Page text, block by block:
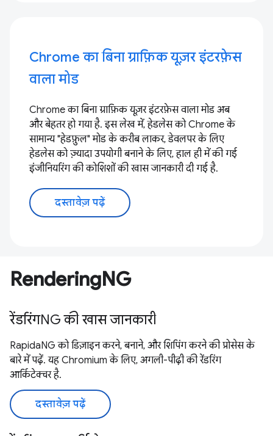
Chrome का बिना ग्राफ़िक यूज़र इंटरफ़ेस
वाला मोड
Chrome का बिना ग्राफ़िक यूज़र इंटरफ़ेस वाला मोड अब
और बेहतर हो गया है. इस लेख में, हेडलेस को Chrome के
सामान्य "हेडफ़ुल" मोड के करीब लाकर, डेवलपर के लिए
हेडलेस को ज़्यादा उपयोगी बनाने के लिए, हाल ही में की गई
इंजीनियरिंग की कोशिशों की खास जानकारी दी गई है.
दस्तावेज़ पढ़ें
RenderingNG
रेंडरिंगNG की खास जानकारी
RapidaNG को डिज़ाइन करने, बनाने, और शिपिंग करने की प्रोसेस के
बारे में पढ़ें. यह Chromium के लिए, अगली-पीढ़ी की रेंडरिंग
आर्किटेक्चर है.
दस्तावेज़ पढ़ें